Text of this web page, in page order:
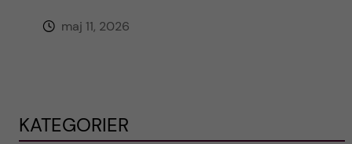
maj 11, 2026
KATEGORIER